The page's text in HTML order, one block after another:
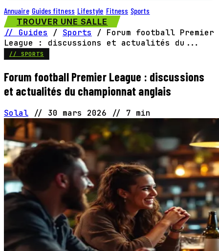
Annuaire Guides fitness Lifestyle Fitness Sports
TROUVER UNE SALLE
// Guides / Sports / Forum football Premier
League : discussions et actualités du...
// SPORTS
Forum football Premier League : discussions
et actualités du championnat anglais
Solal // 30 mars 2026 // 7 min